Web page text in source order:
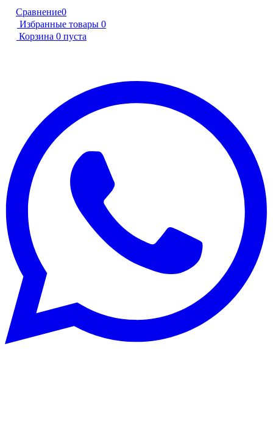
Сравнение0
Избранные товары 0
Корзина 0 пуста